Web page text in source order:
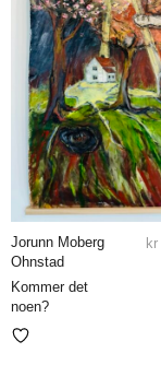
Jorunn Moberg
Ohnstad
Kommer det
noen?
kr